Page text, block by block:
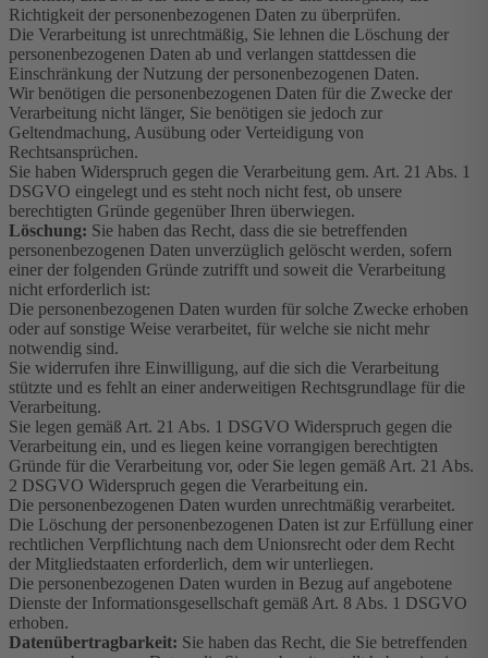
Richtigkeit der personenbezogenen Daten zu überprüfen.
Die Verarbeitung ist unrechtmäßig, Sie lehnen die Löschung der
personenbezogenen Daten ab und verlangen stattdessen die
Einschränkung der Nutzung der personenbezogenen Daten.
Wir benötigen die personenbezogenen Daten für die Zwecke der
Verarbeitung nicht länger, Sie benötigen sie jedoch zur
Geltendmachung, Ausübung oder Verteidigung von
Rechtsansprüchen.
Sie haben Widerspruch gegen die Verarbeitung gem. Art. 21 Abs. 1
DSGVO eingelegt und es steht noch nicht fest, ob unsere
berechtigten Gründe gegenüber Ihren überwiegen.
Löschung: Sie haben das Recht, dass die sie betreffenden
personenbezogenen Daten unverzüglich gelöscht werden, sofern
einer der folgenden Gründe zutrifft und soweit die Verarbeitung
nicht erforderlich ist:
Die personenbezogenen Daten wurden für solche Zwecke erhoben
oder auf sonstige Weise verarbeitet, für welche sie nicht mehr
notwendig sind.
Sie widerrufen ihre Einwilligung, auf die sich die Verarbeitung
stützte und es fehlt an einer anderweitigen Rechtsgrundlage für die
Verarbeitung.
Sie legen gemäß Art. 21 Abs. 1 DSGVO Widerspruch gegen die
Verarbeitung ein, und es liegen keine vorrangigen berechtigten
Gründe für die Verarbeitung vor, oder Sie legen gemäß Art. 21 Abs.
2 DSGVO Widerspruch gegen die Verarbeitung ein.
Die personenbezogenen Daten wurden unrechtmäßig verarbeitet.
Die Löschung der personenbezogenen Daten ist zur Erfüllung einer
rechtlichen Verpflichtung nach dem Unionsrecht oder dem Recht
der Mitgliedstaaten erforderlich, dem wir unterliegen.
Die personenbezogenen Daten wurden in Bezug auf angebotene
Dienste der Informationsgesellschaft gemäß Art. 8 Abs. 1 DSGVO
erhoben.
Datenübertragbarkeit: Sie haben das Recht, die Sie betreffenden